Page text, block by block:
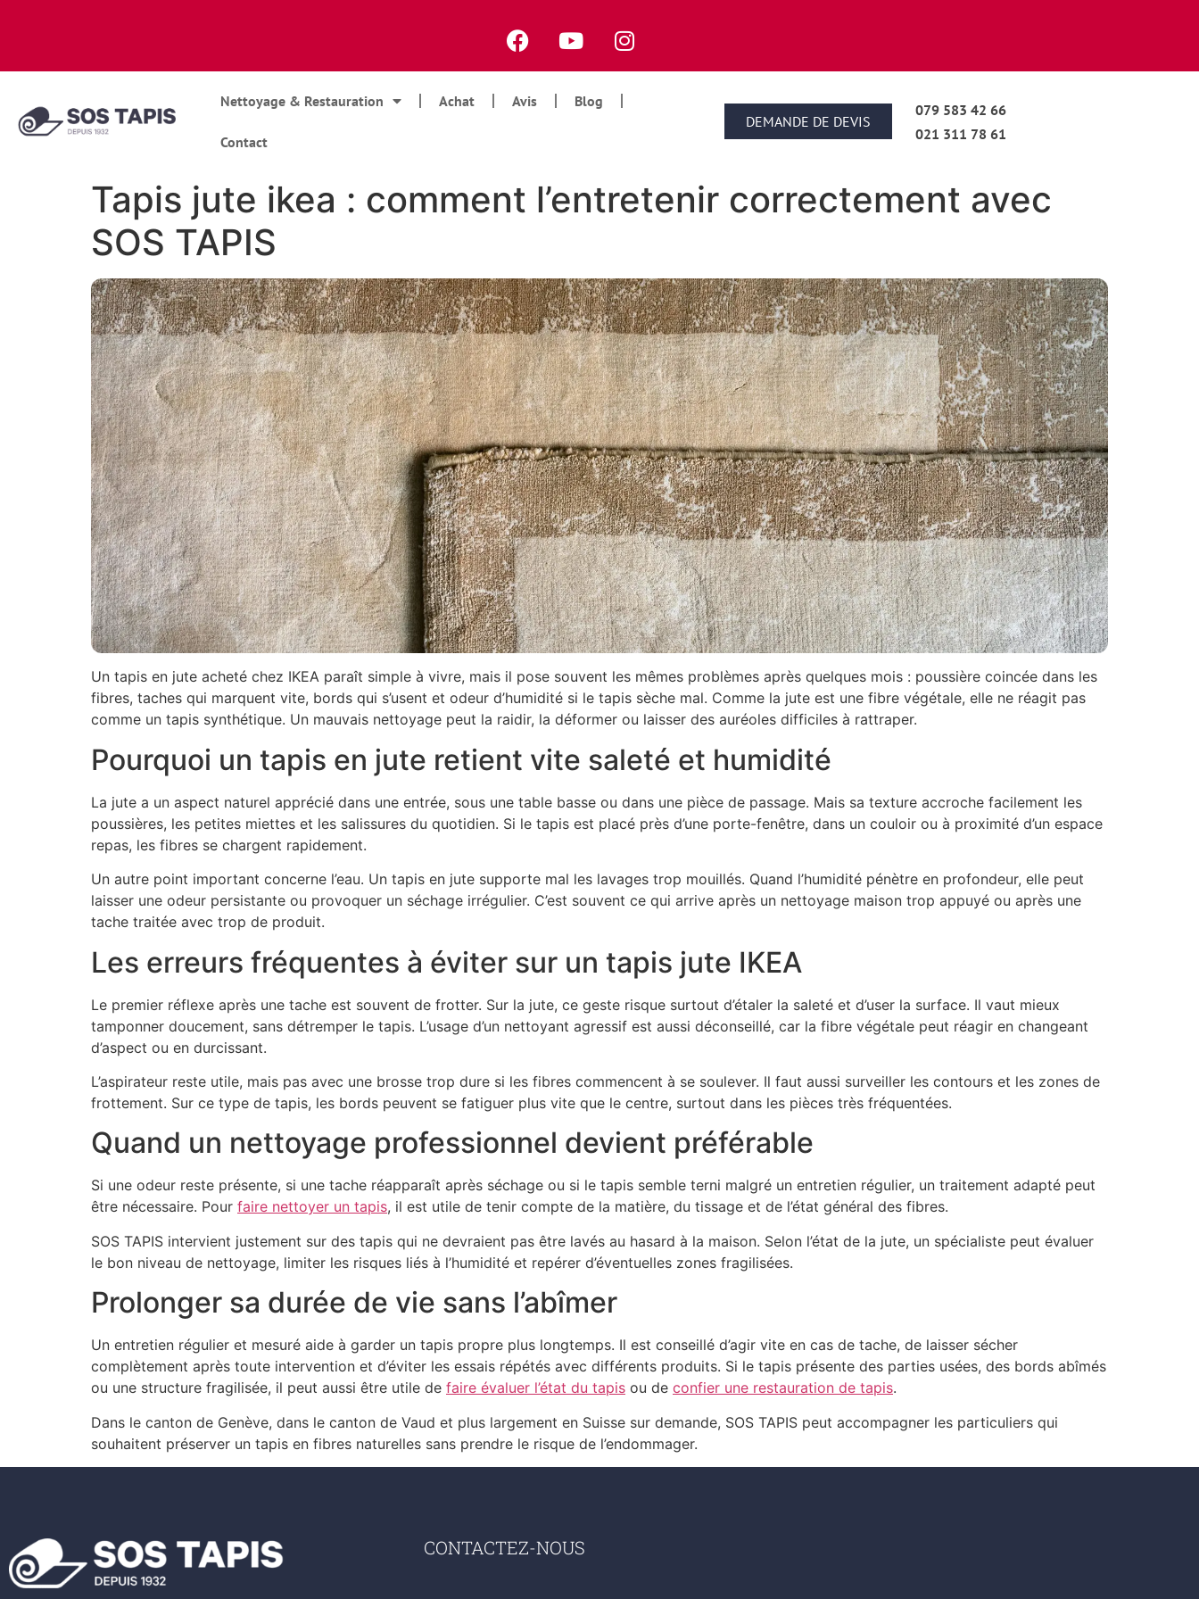
Nettoyage & Restauration Achat Avis Blog
Contact
DEMANDE DE DEVIS
079 583 42 66
021 311 78 61
Tapis jute ikea : comment l’entretenir correctement avec
SOS TAPIS
Un tapis en jute acheté chez IKEA paraît simple à vivre, mais il pose souvent les mêmes problèmes après quelques mois : poussière coincée dans les
fibres, taches qui marquent vite, bords qui s’usent et odeur d’humidité si le tapis sèche mal. Comme la jute est une fibre végétale, elle ne réagit pas
comme un tapis synthétique. Un mauvais nettoyage peut la raidir, la déformer ou laisser des auréoles difficiles à rattraper.
Pourquoi un tapis en jute retient vite saleté et humidité
La jute a un aspect naturel apprécié dans une entrée, sous une table basse ou dans une pièce de passage. Mais sa texture accroche facilement les
poussières, les petites miettes et les salissures du quotidien. Si le tapis est placé près d’une porte-fenêtre, dans un couloir ou à proximité d’un espace
repas, les fibres se chargent rapidement.
Un autre point important concerne l’eau. Un tapis en jute supporte mal les lavages trop mouillés. Quand l’humidité pénètre en profondeur, elle peut
laisser une odeur persistante ou provoquer un séchage irrégulier. C’est souvent ce qui arrive après un nettoyage maison trop appuyé ou après une
tache traitée avec trop de produit.
Les erreurs fréquentes à éviter sur un tapis jute IKEA
Le premier réflexe après une tache est souvent de frotter. Sur la jute, ce geste risque surtout d’étaler la saleté et d’user la surface. Il vaut mieux
tamponner doucement, sans détremper le tapis. L’usage d’un nettoyant agressif est aussi déconseillé, car la fibre végétale peut réagir en changeant
d’aspect ou en durcissant.
L’aspirateur reste utile, mais pas avec une brosse trop dure si les fibres commencent à se soulever. Il faut aussi surveiller les contours et les zones de
frottement. Sur ce type de tapis, les bords peuvent se fatiguer plus vite que le centre, surtout dans les pièces très fréquentées.
Quand un nettoyage professionnel devient préférable
Si une odeur reste présente, si une tache réapparaît après séchage ou si le tapis semble terni malgré un entretien régulier, un traitement adapté peut
être nécessaire. Pour faire nettoyer un tapis, il est utile de tenir compte de la matière, du tissage et de l’état général des fibres.
SOS TAPIS intervient justement sur des tapis qui ne devraient pas être lavés au hasard à la maison. Selon l’état de la jute, un spécialiste peut évaluer
le bon niveau de nettoyage, limiter les risques liés à l’humidité et repérer d’éventuelles zones fragilisées.
Prolonger sa durée de vie sans l’abîmer
Un entretien régulier et mesuré aide à garder un tapis propre plus longtemps. Il est conseillé d’agir vite en cas de tache, de laisser sécher
complètement après toute intervention et d’éviter les essais répétés avec différents produits. Si le tapis présente des parties usées, des bords abîmés
ou une structure fragilisée, il peut aussi être utile de faire évaluer l’état du tapis ou de confier une restauration de tapis.
Dans le canton de Genève, dans le canton de Vaud et plus largement en Suisse sur demande, SOS TAPIS peut accompagner les particuliers qui
souhaitent préserver un tapis en fibres naturelles sans prendre le risque de l’endommager.
CONTACTEZ-NOUS